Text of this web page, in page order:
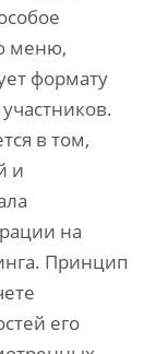
меню,
формату
в том,
и
на
Принцип
его